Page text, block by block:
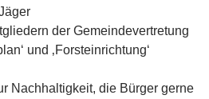
der Gemeindevertretung
und ‚Forsteinrichtung‘
Nachhaltigkeit, die Bürger gerne